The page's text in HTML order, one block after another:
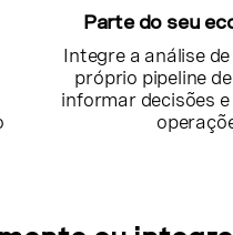
Parte do seu
Integre a análise
próprio pipeline
informar decisões